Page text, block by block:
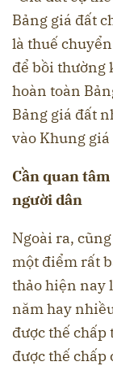
Bảng giá đất
là thuế
để bồi thường
hoàn toàn
Bảng giá đất
vào Khung
Cần quan
người dân
Ngoài ra,
một điểm rất
thảo hiện nay
năm hay
được thế
được thế chấp